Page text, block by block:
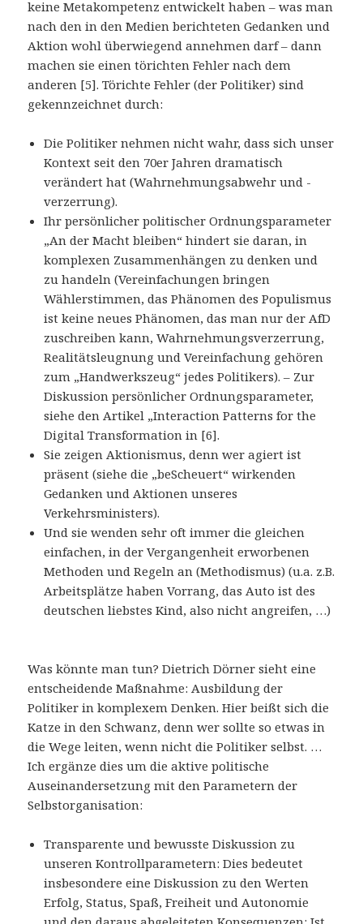
keine Metakompetenz entwickelt haben – was man
nach den in den Medien berichteten Gedanken und
Aktion wohl überwiegend annehmen darf – dann
machen sie einen törichten Fehler nach dem
anderen [5]. Törichte Fehler (der Politiker) sind
gekennzeichnet durch:
Die Politiker nehmen nicht wahr, dass sich unser
Kontext seit den 70er Jahren dramatisch
verändert hat (Wahrnehmungsabwehr und -
verzerrung).
Ihr persönlicher politischer Ordnungsparameter
„An der Macht bleiben“ hindert sie daran, in
komplexen Zusammenhängen zu denken und
zu handeln (Vereinfachungen bringen
Wählerstimmen, das Phänomen des Populismus
ist keine neues Phänomen, das man nur der AfD
zuschreiben kann, Wahrnehmungsverzerrung,
Realitätsleugnung und Vereinfachung gehören
zum „Handwerkszeug“ jedes Politikers). – Zur
Diskussion persönlicher Ordnungsparameter,
siehe den Artikel „Interaction Patterns for the
Digital Transformation in [6].
Sie zeigen Aktionismus, denn wer agiert ist
präsent (siehe die „beScheuert“ wirkenden
Gedanken und Aktionen unseres
Verkehrsministers).
Und sie wenden sehr oft immer die gleichen
einfachen, in der Vergangenheit erworbenen
Methoden und Regeln an (Methodismus) (u.a. z.B.
Arbeitsplätze haben Vorrang, das Auto ist des
deutschen liebstes Kind, also nicht angreifen, …)
Was könnte man tun? Dietrich Dörner sieht eine
entscheidende Maßnahme: Ausbildung der
Politiker in komplexem Denken. Hier beißt sich die
Katze in den Schwanz, denn wer sollte so etwas in
die Wege leiten, wenn nicht die Politiker selbst. …
Ich ergänze dies um die aktive politische
Auseinandersetzung mit den Parametern der
Selbstorganisation:
Transparente und bewusste Diskussion zu
unseren Kontrollparametern: Dies bedeutet
insbesondere eine Diskussion zu den Werten
Erfolg, Status, Spaß, Freiheit und Autonomie